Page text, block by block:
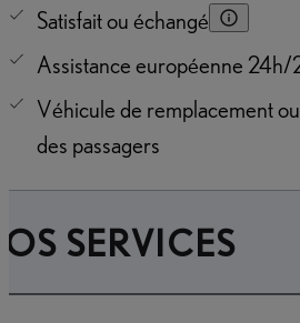
Satisfait ou échangé
Assistance européenne 24h/
Véhicule de remplacement
des passagers
SERVICES